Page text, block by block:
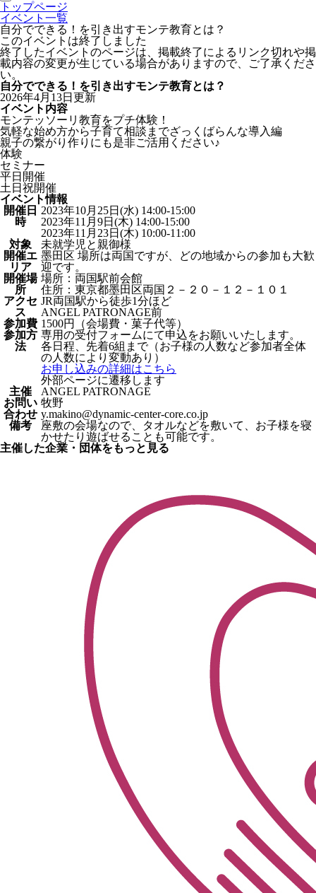
トップページ
イベント一覧
自分でできる！を引き出すモンテ教育とは？
このイベントは終了しました
終了したイベントのページは、掲載終了によるリンク切れや掲
載内容の変更が生じている場合がありますので、ご了承くださ
い。
自分でできる！を引き出すモンテ教育とは？
2026年4月13日更新
イベント内容
モンテッソーリ教育をプチ体験！
気軽な始め方から子育て相談までざっくばらんな導入編
親子の繋がり作りにも是非ご活用ください♪
体験
セミナー
平日開催
土日祝開催
イベント情報
開催日
時
2023年10月25日(水) 14:00-15:00
2023年11月9日(木) 14:00-15:00
2023年11月23日(木) 10:00-11:00
対象
未就学児と親御様
開催エ
リア
墨田区 場所は両国ですが、どの地域からの参加も大歓
迎です。
開催場
所
場所：両国駅前会館
住所：東京都墨田区両国２－２０－１２－１０１
アクセ
ス
JR両国駅から徒歩1分ほど
ANGEL PATRONAGE前
参加費 1500円（会場費・菓子代等）
参加方
法
専用の受付フォームにて申込をお願いいたします。
各日程、先着6組まで（お子様の人数など参加者全体
の人数により変動あり）
お申し込みの詳細はこちら
外部ページに遷移します
主催
ANGEL PATRONAGE
お問い
合わせ
牧野
y.makino@dynamic-center-core.co.jp
備考
座敷の会場なので、タオルなどを敷いて、お子様を寝
かせたり遊ばせることも可能です。
主催した企業・団体をもっと見る